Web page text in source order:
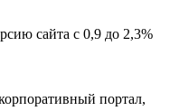
сайта с 0,9 до 2,3%
портал,